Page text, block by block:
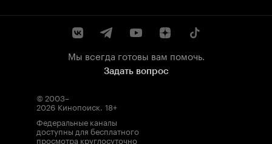
Мы всегда готовы вам помочь.
Задать вопрос
© 2003–
2026 Кинопоиск. 18+
Федеральные каналы
доступны для бесплатного
просмотра круглосуточно